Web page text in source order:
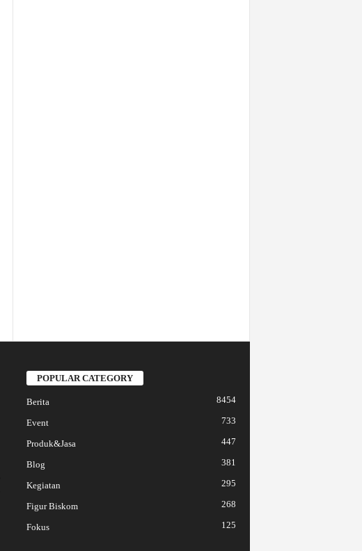
POPULAR CATEGORY
Berita 8454
Event 733
Produk&Jasa 447
Blog 381
Kegiatan 295
Figur Biskom 268
Fokus 125